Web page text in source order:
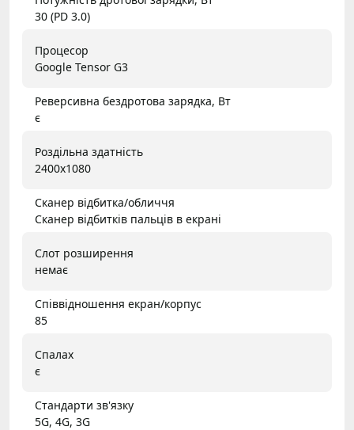
30 (PD 3.0)
Процесор
Google Tensor G3
Реверсивна бездротова зарядка, Вт
є
Роздільна здатність
2400x1080
Сканер відбитка/обличчя
Сканер відбитків пальців в екрані
Слот розширення
немає
Співвідношення екран/корпус
85
Спалах
є
Стандарти зв'язку
5G, 4G, 3G